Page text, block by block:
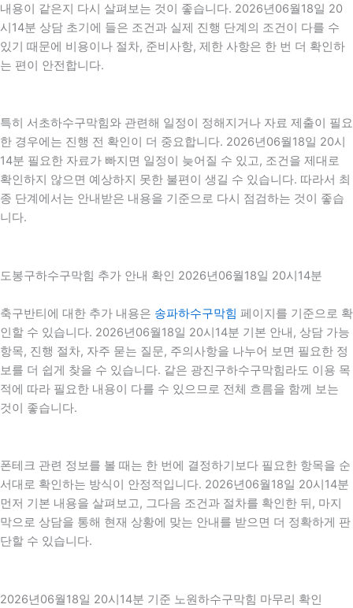
내용이 같은지 다시 살펴보는 것이 좋습니다. 2026년06월18일 20
시14분 상담 초기에 들은 조건과 실제 진행 단계의 조건이 다를 수
있기 때문에 비용이나 절차, 준비사항, 제한 사항은 한 번 더 확인하
는 편이 안전합니다.
특히 서초하수구막힘와 관련해 일정이 정해지거나 자료 제출이 필요
한 경우에는 진행 전 확인이 더 중요합니다. 2026년06월18일 20시
14분 필요한 자료가 빠지면 일정이 늦어질 수 있고, 조건을 제대로
확인하지 않으면 예상하지 못한 불편이 생길 수 있습니다. 따라서 최
종 단계에서는 안내받은 내용을 기준으로 다시 점검하는 것이 좋습
니다.
도봉구하수구막힘 추가 안내 확인 2026년06월18일 20시14분
축구반티에 대한 추가 내용은 송파하수구막힘 페이지를 기준으로 확
인할 수 있습니다. 2026년06월18일 20시14분 기본 안내, 상담 가능
항목, 진행 절차, 자주 묻는 질문, 주의사항을 나누어 보면 필요한 정
보를 더 쉽게 찾을 수 있습니다. 같은 광진구하수구막힘라도 이용 목
적에 따라 필요한 내용이 다를 수 있으므로 전체 흐름을 함께 보는
것이 좋습니다.
폰테크 관련 정보를 볼 때는 한 번에 결정하기보다 필요한 항목을 순
서대로 확인하는 방식이 안정적입니다. 2026년06월18일 20시14분
먼저 기본 내용을 살펴보고, 그다음 조건과 절차를 확인한 뒤, 마지
막으로 상담을 통해 현재 상황에 맞는 안내를 받으면 더 정확하게 판
단할 수 있습니다.
2026년06월18일 20시14분 기준 노원하수구막힘 마무리 확인